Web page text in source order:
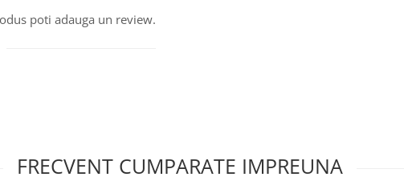
poti adauga un review.
FRECVENT CUMPARATE IMPREUNA